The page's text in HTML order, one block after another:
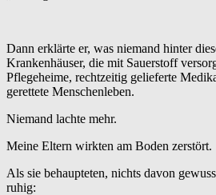
Dann erklärte er, was niemand hinter
Krankenhäuser, die mit Sauerstoff
Pflegeheime, rechtzeitig gelieferte
gerettete Menschenleben.
Niemand lachte mehr.
Meine Eltern wirkten am Boden zerstört.
Als sie behaupteten, nichts davon
ruhig: